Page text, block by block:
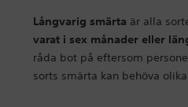
Långvarig smärta är alla
varat i sex månader eller
råda bot på eftersom
sorts smärta kan behöva